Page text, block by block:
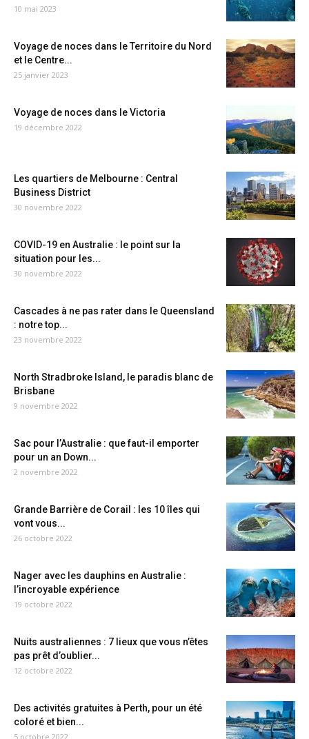
10 mai 2023
Voyage de noces dans le Territoire du Nord
et le Centre...
25 janvier 2023
Voyage de noces dans le Victoria
19 décembre 2022
Les quartiers de Melbourne : Central
Business District
30 novembre 2022
COVID-19 en Australie : le point sur la
situation pour les...
30 novembre 2022
Cascades à ne pas rater dans le Queensland
: notre top...
23 novembre 2022
North Stradbroke Island, le paradis blanc de
Brisbane
9 novembre 2022
Sac pour l’Australie : que faut-il emporter
pour un an Down...
2 novembre 2022
Grande Barrière de Corail : les 10 îles qui
vont vous...
26 octobre 2022
Nager avec les dauphins en Australie :
l’incroyable expérience
19 octobre 2022
Nuits australiennes : 7 lieux que vous n’êtes
pas prêt d’oublier...
12 octobre 2022
Des activités gratuites à Perth, pour un été
coloré et bien...
5 octobre 2022